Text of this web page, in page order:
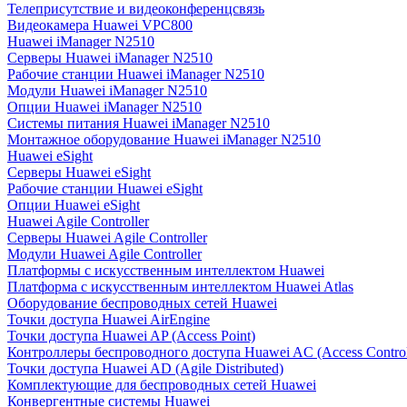
Телеприсутствие и видеоконференцсвязь
Видеокамера Huawei VPC800
Huawei iManager N2510
Серверы Huawei iManager N2510
Рабочие станции Huawei iManager N2510
Модули Huawei iManager N2510
Опции Huawei iManager N2510
Системы питания Huawei iManager N2510
Монтажное оборудование Huawei iManager N2510
Huawei eSight
Серверы Huawei eSight
Рабочие станции Huawei eSight
Опции Huawei eSight
Huawei Agile Controller
Серверы Huawei Agile Controller
Модули Huawei Agile Controller
Платформы с искусственным интеллектом Huawei
Платформа с искусственным интеллектом Huawei Atlas
Оборудование беспроводных сетей Huawei
Точки доступа Huawei AirEngine
Точки доступа Huawei AP (Access Point)
Контроллеры беспроводного доступа Huawei AC (Access
Точки доступа Huawei AD (Agile Distributed)
Комплектующие для беспроводных сетей Huawei
Конвергентные системы Huawei